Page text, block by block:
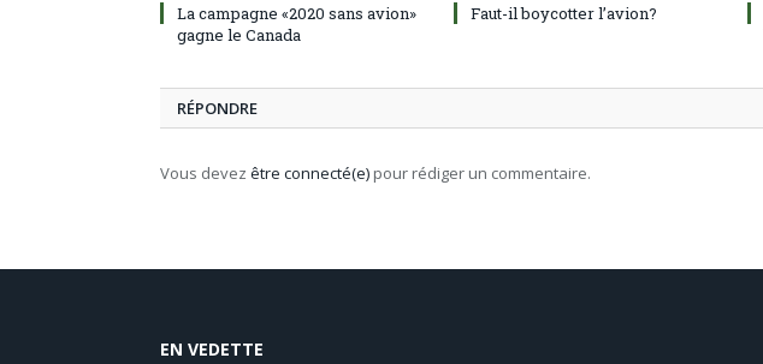
La campagne «2020 sans avion»
gagne le Canada
Faut-il boycotter l’avion?
RÉPONDRE
Vous devez être connecté(e) pour rédiger un commentaire.
EN VEDETTE